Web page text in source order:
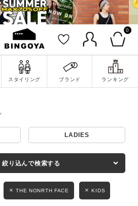
0
スタイリング ブランド ランキング
詳細検索
LADIES KIDS
LADIES
絞り込んで検索する
THE NONRTH FACE KIDS